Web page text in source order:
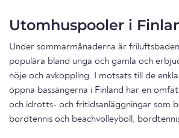
Utomhuspooler i
Under sommarmånaderna är
populära bland unga och gamla och
nöje och avkoppling. I motsats till de
öppna bassängerna i Finland har en
och idrotts- och fritidsanläggningar som
bordtennis och beachvolleyboll,